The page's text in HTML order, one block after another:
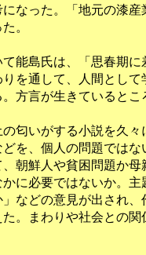
になった。「地元の漆
。
能島氏は、「思春期に
を通して、人間とし
方言が生きていると
匂いがする小説を久々
を、個人の問題では
朝鮮人や貧困問題か
かに必要ではないか。
などの意見が出され
。まわりや社会との